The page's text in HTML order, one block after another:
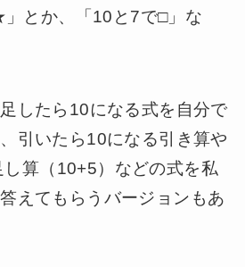
とか、「10と7で□」な
したら10になる式を自分で
引いたら10になる引き算や
し算（10+5）などの式を私
えてもらうバージョンもあ